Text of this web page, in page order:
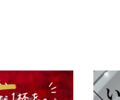
アテニアの「